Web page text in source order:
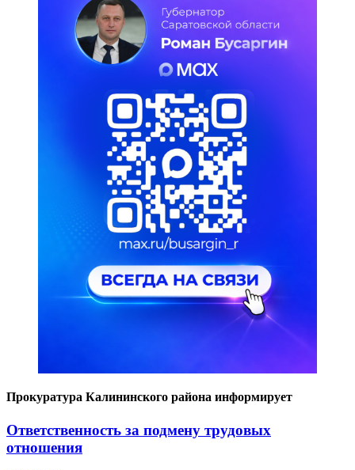
Прокуратура Калининского района информирует
Ответственность за подмену трудовых
отношения